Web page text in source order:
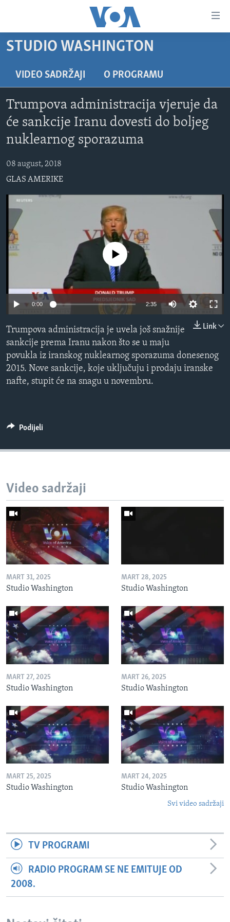
glavni
Pređi
na
glavnu
navigaciju
Idi
na
VIDEO
VIJESTI
SJEDINJENE AMERIČKE DRŽAVE
BOSNA I HERCEGOVINA
SVIJET
NAUKA I TEHNOLOGIJA
SPECIJALNI PROJEKTI
KORUPCIJA
SLOBODA MEDIJA
ŽENSKA STRANA
IZBJEGLIČKA STRANA
MAGAZIN
O GLASU AMERIKE
Learning English
PRATITE NAS
STUDIO WASHINGTON
VIDEO SADRŽAJI O PROGRAMU
Trumpova administracija vjeruje da
će sankcije Iranu dovesti do boljeg
nuklearnog sporazuma
08 august, 2018
GLAS AMERIKE
No media source currently available
0:00 2:35
Link
Trumpova administracija je uvela još snažnije
sankcije prema Iranu nakon što se u maju
povukla iz iranskog nuklearnog sporazuma donesenog
2015. Nove sankcije, koje uključuju i prodaju iranske
nafte, stupit će na snagu u novembru.
Podijeli
Video sadržaji
MART 31, 2025
Studio Washington
MART 28, 2025
Studio Washington
MART 27, 2025
Studio Washington
MART 26, 2025
Studio Washington
MART 25, 2025
Studio Washington
MART 24, 2025
Studio Washington
Svi video sadržaji
TV PROGRAMI
RADIO PROGRAM SE NE EMITUJE OD
2008.